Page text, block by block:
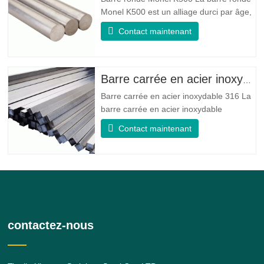
Monel K500 est un alliage durci par âge,
dont la composition de base se compose
d'éléments comme le nickel et le cuivre.
la résistance à la fatigue et la résistance
Contact maintenant
Barre carrée en acier inoxydable 316 La
barre carrée en acier inoxydable
316/316L est une barre en alliage d'acier
inoxydable 316/316L de forme carrée.
Contact maintenant
contactez-nous